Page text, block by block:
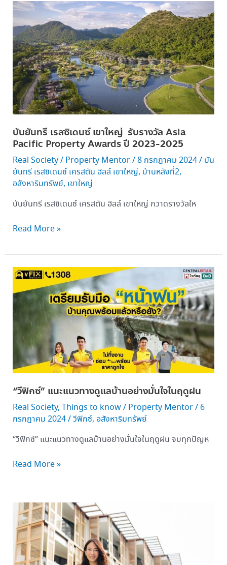
บันยันทรี เรสซิเดนซ์ เขาใหญ่ รับรางวัล Asia
Pacific Property Awards ปี 2023-2025
Real Society/ Property Mentor/8 กรกฎาคม 2024/ บัน
ยันทรี เรสซิเดนซ์ เครสตัน ฮิลล์ เขาใหญ่, บ้านหลังที่2,
อสังหาริมทรัพย์, เขาใหญ่
บันยันทรี เรสซิเดนซ์ เครสตัน ฮิลล์ เขาใหญ่ กวาดรางวัลให
บัน
ยัน
ทรี
เรส
ซิ
เดน
ซ์
เขา
ใหญ่
รางวัล Asia
Pacific
Property
Awards ปี 2023-
2025
Read More »
“วีฟิกซ์” แนะแนวทางดูแลบ้านอย่างมั่นใจในฤดูฝน
Real Society, Things to know/ Property Mentor/ 6
กรกฎาคม 2024/วีฟิกซ์, อสังหาริมทรัพย์
“วีฟิกซ์” แนะแนวทางดูแลบ้านอย่างมั่นใจในฤดูฝน จบทุกปัญห
“วี
แนะแนว
ทาง
ดูแล
บ้าน
อย่าง
มั่นใจ
ใน
ฤดู
Read More »
ห้อง
สุดท้าย อิน
เต
อร์
คอนฯ